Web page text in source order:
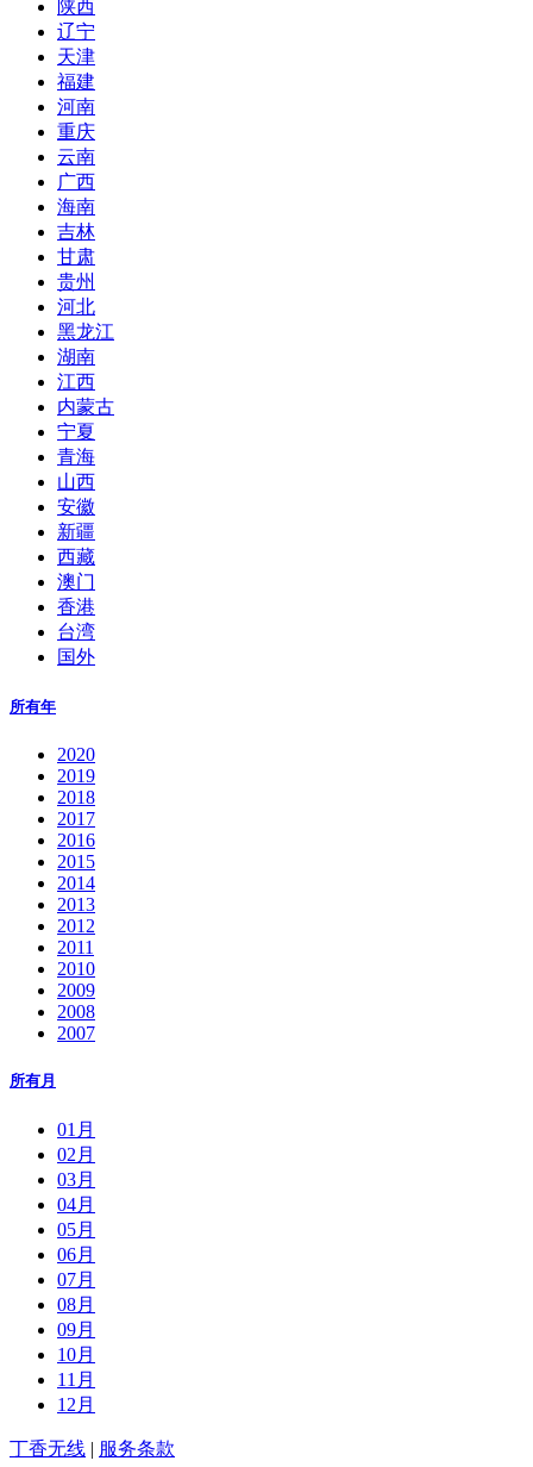
陕西
辽宁
天津
福建
河南
重庆
云南
广西
海南
吉林
甘肃
贵州
河北
黑龙江
湖南
江西
内蒙古
宁夏
青海
山西
安徽
新疆
西藏
澳门
香港
台湾
国外
所有年
2020
2019
2018
2017
2016
2015
2014
2013
2012
2011
2010
2009
2008
2007
所有月
01月
02月
03月
04月
05月
06月
07月
08月
09月
10月
11月
12月
丁香无线 服务条款